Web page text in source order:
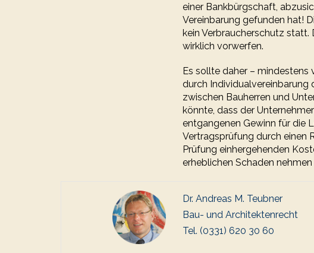
einer Bankbürgschaft,
Vereinbarung gefunden hat!
kein Verbraucherschutz statt.
wirklich vorwerfen.
Es sollte daher – mindestens
durch Individualvereinbarung
zwischen Bauherren und
könnte, dass der
entgangenen Gewinn für die
Vertragsprüfung durch einen
Prüfung einhergehenden
erheblichen Schaden
Dr. Andreas M. Teubner
Bau- und Architektenrecht
Tel. (0331) 620 30 60